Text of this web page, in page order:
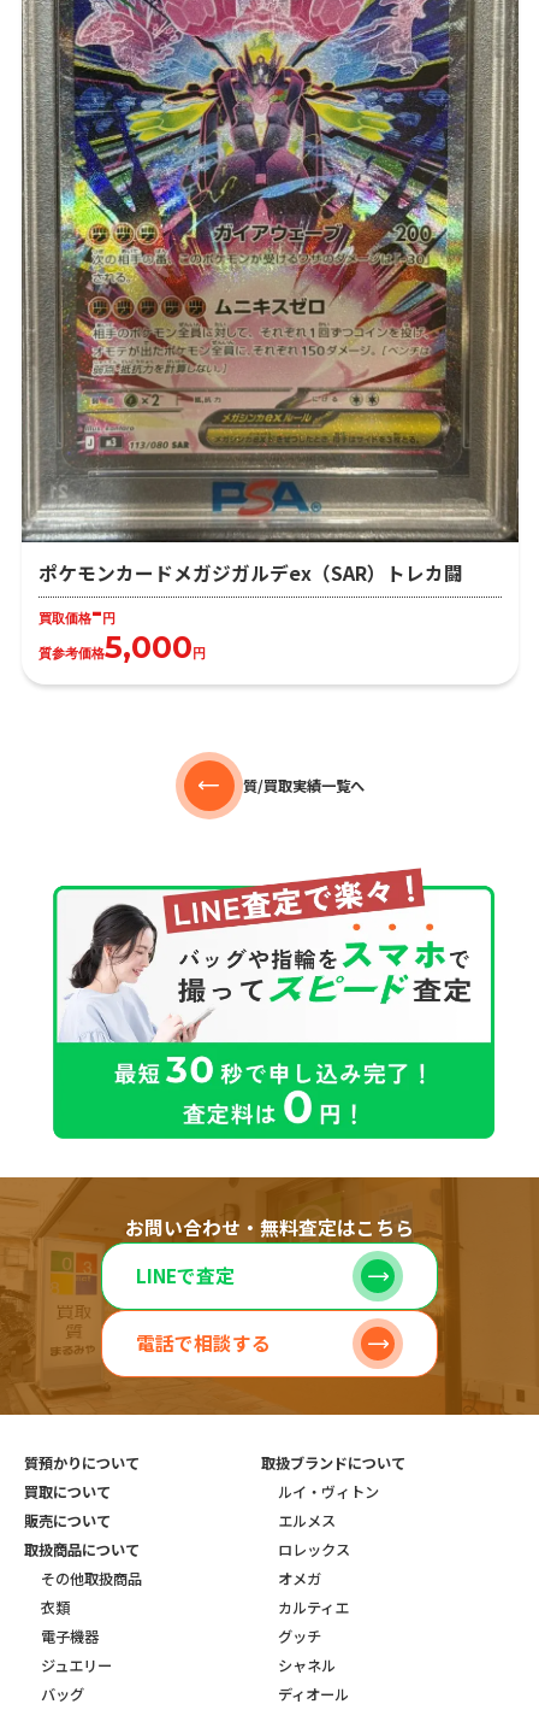
ポケモンカードメガジガルデex（SAR）トレカ闘
買取価格- 円
質参考価格5,000 円
質/買取実績一覧へ
お問い合わせ・無料査定はこちら
LINEで査定
電話で相談する
質預かりについて
買取について
販売について
取扱商品について
その他取扱商品
衣類
電子機器
ジュエリー
バッグ
取扱ブランドについて
ルイ・ヴィトン
エルメス
ロレックス
オメガ
カルティエ
グッチ
シャネル
ディオール